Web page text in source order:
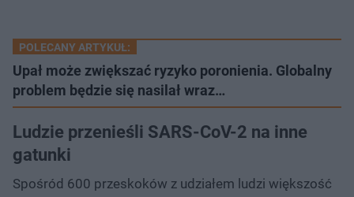
POLECANY ARTYKUŁ:
Upał może zwiększać ryzyko poronienia. Globalny
problem będzie się nasilał wraz…
Ludzie przenieśli SARS-CoV-2 na inne
gatunki
Spośród 600 przeskoków z udziałem ludzi większość